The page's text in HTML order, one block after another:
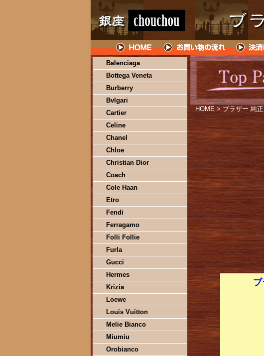
Balenciaga
Bottega Veneta
Burberry
Bvlgari
Cartier
Celine
Chanel
Chloe
Christian Dior
Coach
Cole Haan
Etro
Fendi
Ferragamo
Folli Follie
Furla
Gucci
Hermes
Krizia
Loewe
Louis Vuitton
Melie Bianco
Miumiu
Orobianco
HOME > ブラザー 純